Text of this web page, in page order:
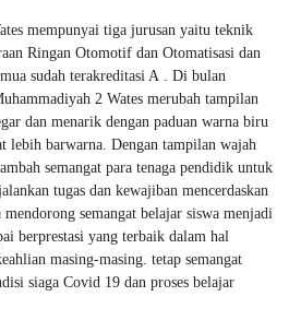
mempunyai tiga jurusan yaitu teknik
Ringan Otomotif dan Otomatisasi dan
sudah terakreditasi A . Di bulan
2 Wates merubah tampilan
dan menarik dengan paduan warna biru
lebih barwarna. Dengan tampilan wajah
semangat para tenaga pendidik untuk
tugas dan kewajiban mencerdaskan
mendorong semangat belajar siswa menjadi
berprestasi yang terbaik dalam hal
masing-masing. tetap semangat
siaga Covid 19 dan proses belajar